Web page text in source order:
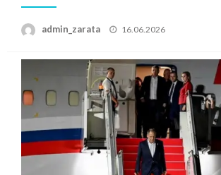
admin_zarata
Posted
16.06.2026